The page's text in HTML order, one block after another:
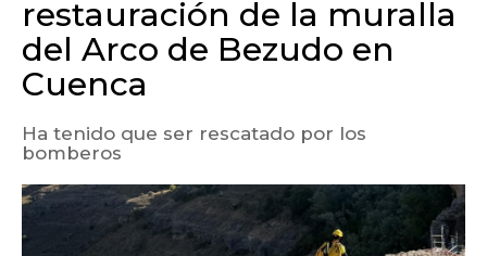
restauración de la muralla
del Arco de Bezudo en
Cuenca
Ha tenido que ser rescatado por los
bomberos